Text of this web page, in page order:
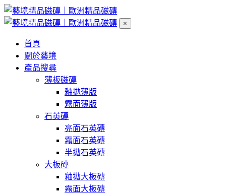
×
首頁
關於藝境
產品搜尋
薄板磁磚
釉拋薄版
霧面薄版
石英磚
亮面石英磚
霧面石英磚
半拋石英磚
大板磚
釉拋大板磚
霧面大板磚